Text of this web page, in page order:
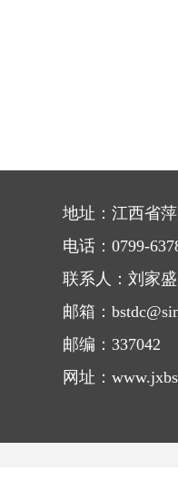
地址：江西省
电话：0799-
联系人：刘家盛
邮箱：
邮编：337042
网址：